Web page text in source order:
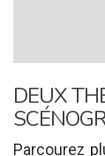
DEUX
Parcourez